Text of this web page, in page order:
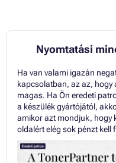
Nyomtatási
Ha van valami igazán
kapcsolatban, az az, hogy
magas. Ha Ön eredeti
a készülék gyártójától,
amikor azt mondjuk, hogy
oldalért elég sok pénzt kell